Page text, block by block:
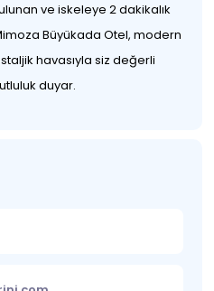
ve iskeleye 2 dakikalık
Büyükada Otel, modern
havasıyla siz değerli
duyar.